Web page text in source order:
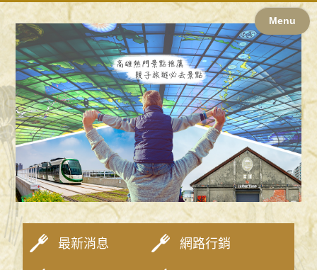
Menu
最新消息 網路行銷